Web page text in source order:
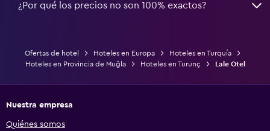
¿Por qué los precios no son 100% exactos?
Ofertas de hotel Hoteles en Europa
Hoteles en Turquía
Hoteles en Provincia de Muğla
Hoteles en Turunç Lale Otel
Nuestra empresa
Quiénes somos